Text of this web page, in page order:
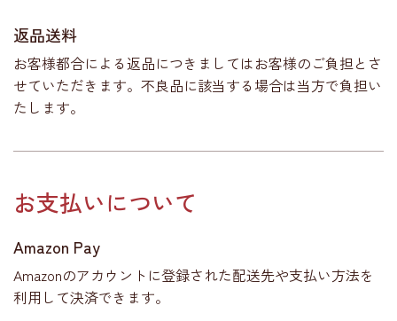
返品送料
お客様都合による返品につきましてはお客様のご負担とさ
せていただきます。不良品に該当する場合は当方で負担い
たします。
お支払いについて
Amazon Pay
Amazonのアカウントに登録された配送先や支払い方法を
利用して決済できます。